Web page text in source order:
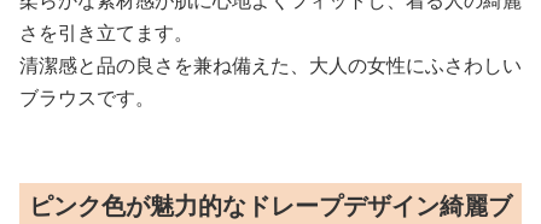
さを引き立てます。
清潔感と品の良さを兼ね備えた、大人の女性にふさわしい
ブラウスです。
ピンク色が魅力的なドレープデザイン綺麗ブ